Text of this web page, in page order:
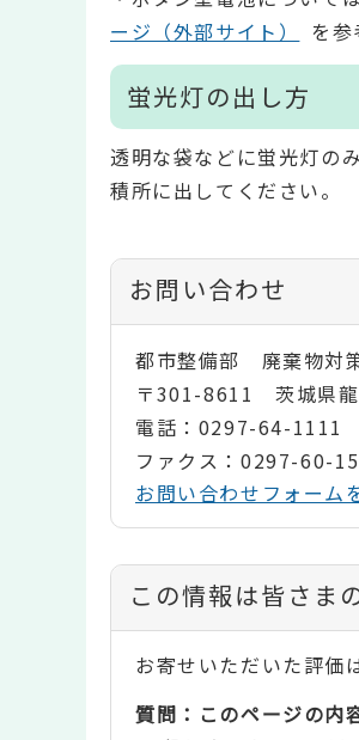
ージ（外部サイト）
を参
蛍光灯の出し方
透明な袋などに蛍光灯の
積所に出してください。
お問い合わせ
都市整備部 廃棄物対
〒301-8611 茨城県
電話：0297-64-1111
ファクス：0297-60-
お問い合わせフォーム
コ
ン
テ
ン
この情報は皆さま
お寄せいただいた評価
質問：このページの内